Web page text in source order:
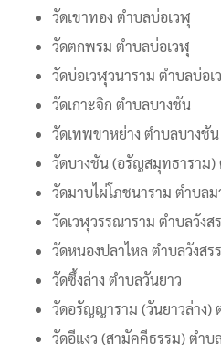
วัดเขาทอง ตำบลบ่อเวฬุ
วัดตกพรม ตำบลบ่อเวฬุ
วัดบ่อเวฬุวนาราม ตำบลบ่อเ
วัดเกาะจิก ตำบลบางชัน
วัดเทพขาหย่าง ตำบลบางชัน
วัดบางชัน (อรัญสมุทธาราม)
วัดมาบไผ่โภชนาราม ตำบล
วัดเวฬุวรรณาราม ตำบลวังส
วัดหนองปลาไหล ตำบลวังสร
วัดซึ้งล่าง ตำบลวันยาว
วัดอรัญญาราม (วันยาวล่าง)
วัดอีแงว (สามัคคีธรรม) ตำบ